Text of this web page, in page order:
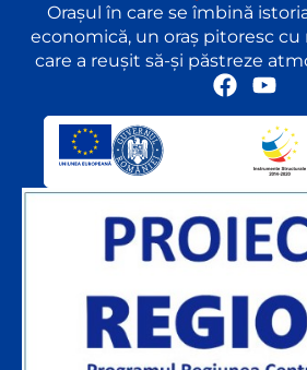
Orașul în care se îmbină
economică, un oraș pitoresc
care a reușit să-și păstreze
F
o
o
Y
u
t
u
b
e